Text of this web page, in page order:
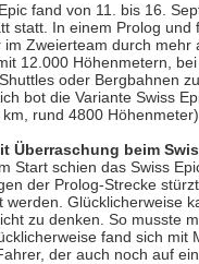
fand von 11. bis 16.
statt. In einem Prolog
Zweierteam durch
12.000 Höhenmetern,
oder Bergbahnen
bot die Variante Swiss
rund 4800
Überraschung beim
Start schien das Swiss
der Prolog-Strecke
werden. Glücklicherweise
zu denken. So musste
fand sich mit
der auch noch auf